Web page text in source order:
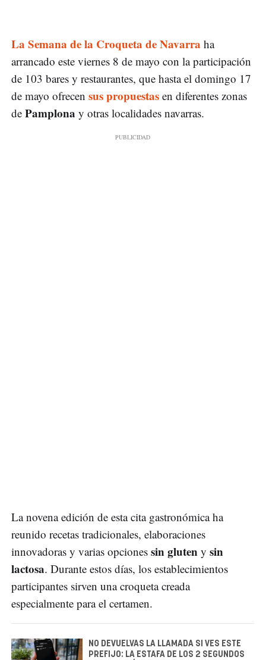
La Semana de la Croqueta de Navarra ha
arrancado este viernes 8 de mayo con la participación
de 103 bares y restaurantes, que hasta el domingo 17
de mayo ofrecen sus propuestas en diferentes zonas
de Pamplona y otras localidades navarras.
La novena edición de esta cita gastronómica ha
reunido recetas tradicionales, elaboraciones
innovadoras y varias opciones sin gluten y sin
lactosa. Durante estos días, los establecimientos
participantes sirven una croqueta creada
especialmente para el certamen.
NO DEVUELVAS LA LLAMADA SI VES ESTE
PREFIJO: LA ESTAFA DE LOS 2 SEGUNDOS